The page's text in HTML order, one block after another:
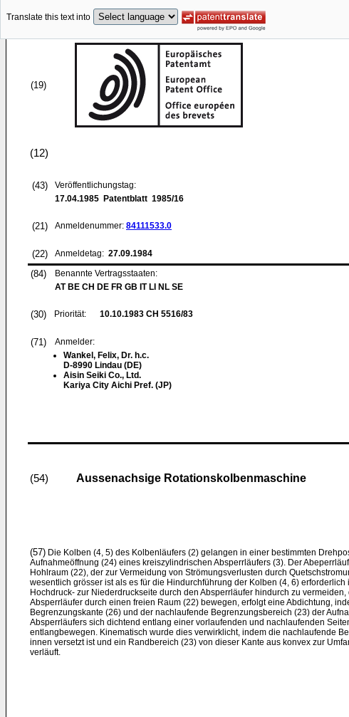
Translate this text into
(19)
(12)
(43)
Veröffentlichungstag:
17.04.1985 Patentblatt 1985/16
(21) Anmeldenummer: 84111533.0
(22) Anmeldetag: 27.09.1984
(84)
Benannte Vertragsstaaten:
AT BE CH DE FR GB IT LI NL SE
(30) Priorität: 10.10.1983 CH 5516/83
(71)
Anmelder:
Wankel, Felix, Dr. h.c.
D-8990 Lindau (DE)
Aisin Seiki Co., Ltd.
Kariya City Aichi Pref. (JP)
(54) Aussenachsige Rotationskolbenmaschine
(57) Die Kolben (4, 5) des Kolbenläufers (2) gelangen in einer bestimmten
Aufnahmeöffnung (24) eines kreiszylindrischen Absperrläufers (3). Der
Hohlraum (22), der zur Vermeidung von Strömungsverlusten durch
wesentlich grösser ist als es für die Hindurchführung der Kolben (4, 6)
Hochdruck- zur Niederdruckseite durch den Absperrläufer hindurch zu
Absperrläufer durch einen freien Raum (22) bewegen, erfolgt eine Abdichtung,
Begrenzungskante (26) und der nachlaufende Begrenzungsbereich (23) der
Absperrläufers sich dichtend entlang einer vorlaufenden und nachlaufenden
entlangbewegen. Kinematisch wurde dies verwirklicht, indem die nachlaufende
innen versetzt ist und ein Randbereich (23) von dieser Kante aus konvex zur
verläuft.